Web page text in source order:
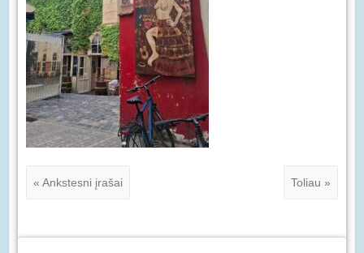
« Ankstesni įrašai Toliau »